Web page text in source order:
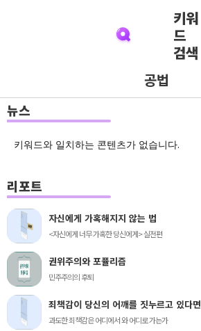
키워
드
검색
공법
뉴스
키워드와 일치하는 콘텐츠가 없습니다.
리포트
자신에게 가혹해지지 않는 법
<자신에게 너무 가혹한 당신에게> 실전편
권위주의와 포퓰리즘
민주주의의 후퇴
죄책감이 당신의 어깨를 짓누르고 있다면
과도한 죄책감은 어디에서 와 어디로 가는가